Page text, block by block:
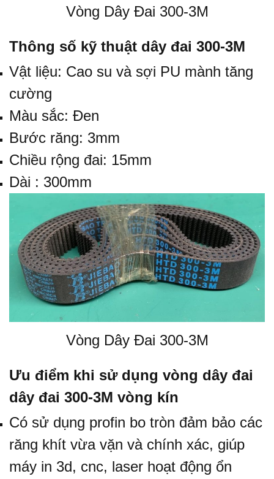
Vòng Dây Đai 300-3M
Thông số kỹ thuật dây đai 300-3M
Vật liệu: Cao su và sợi PU mành tăng
cường
Màu sắc: Đen
Bước răng: 3mm
Chiều rộng đai: 15mm
Dài : 300mm
Vòng Dây Đai 300-3M
Ưu điểm khi sử dụng vòng dây đai
dây đai 300-3M vòng kín
Có sử dụng profin bo tròn đảm bảo các
răng khít vừa vặn và chính xác, giúp
máy in 3d, cnc, laser hoạt động ổn